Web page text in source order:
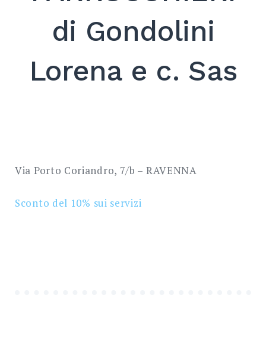
SEARCH
di Gondolini
Lorena e c. Sas
Via Porto Coriandro, 7/b – RAVENNA
Sconto del 10% sui servizi